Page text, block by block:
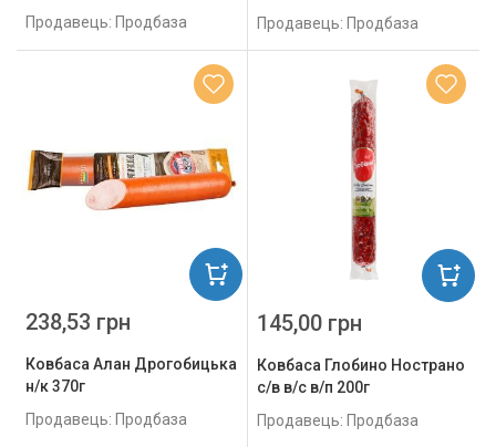
Продавець: Продбаза
Продавець: Продбаза
Ковбаса Алан Дрогобицька
н/к 370г
Продавець: Продбаза
238,53 грн
Ковбаса Глобино Нострано
с/в в/с в/п 200г
Продавець: Продбаза
145,00 грн